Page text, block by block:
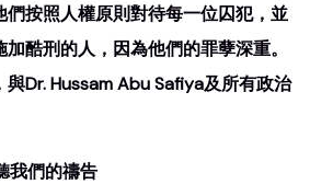
按照人權原則對待每一位囚犯，並
酷刑的人，因為他們的罪孽深重。
Dr. Hussam Abu Safiya及所有政治
我們的禱告